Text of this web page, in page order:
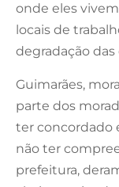
onde eles
locais de
degradação das
Guimarães,
parte dos
ter concordado
não ter
prefeitura,